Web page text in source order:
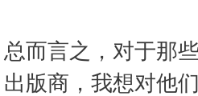
总而言之，对于那
出版商，我想对他